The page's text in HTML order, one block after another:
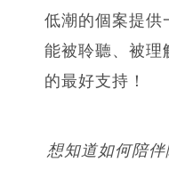
低潮的個案提供
能被聆聽、被理
的最好支持！
想知道如何陪